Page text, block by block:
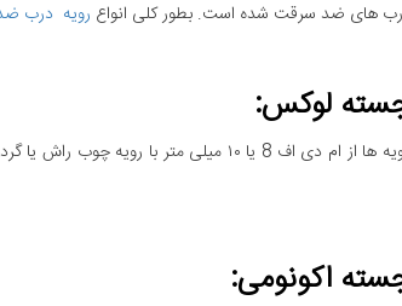
های ضد سرقت شده است. بطور کلی انواع رویه درب
لوکس:
این نوع رویه ها از ام دی اف 8 یا ۱۰
اکونومی: